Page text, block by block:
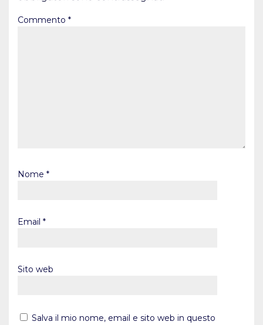
Commento *
Nome *
Email *
Sito web
Salva il mio nome, email e sito web in questo